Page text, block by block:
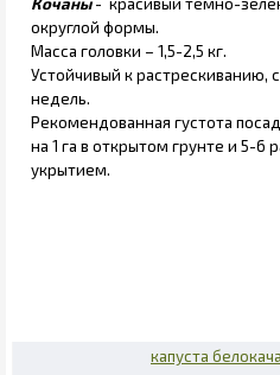
округлой формы.
Масса головки – 1,5-2,5 кг.
Устойчивый к растрескиванию,
недель.
Рекомендованная густота
на 1 га в открытом грунте и 5-6
укрытием.
капуста